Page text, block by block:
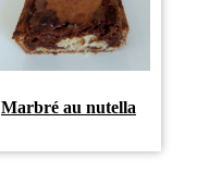
Marbré au nutella